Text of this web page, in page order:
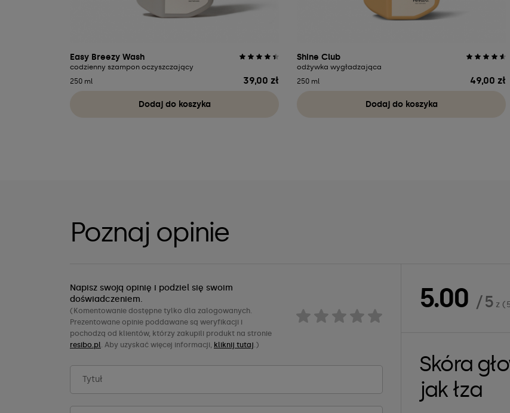
Easy Breezy Wash
codzienny szampon oczyszczający
250 ml
Cena
39,00 zł
Dodaj do koszyka
Shine Club
odżywka wygładzająca
250 ml
Cena
49,00 zł
Dodaj do koszyka
Poznaj opinie
Napisz swoją opinię i podziel się swoim
doświadczeniem.
(Komentowanie dostępne tylko dla zalogowanych.
Prezentowane opinie poddawane są weryfikacji i
pochodzą od klientów, którzy zakupili produkt na stronie
resibo.pl . Aby uzyskać więcej informacji, kliknij tutaj .)
5.00 / 5 z
Skóra
jak łza